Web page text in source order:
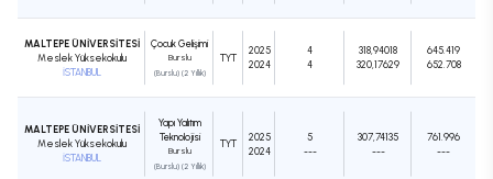
MALTEPE ÜNİVERSİTESİ
Meslek Yüksekokulu
İSTANBUL
Çocuk Gelişimi
Burslu
(Burslu) (2 Yıllık)
TYT
2025
2024
4
4
318,94018
320,17629
645.419
652.708
MALTEPE ÜNİVERSİTESİ
Meslek Yüksekokulu
İSTANBUL
Yapı Yalıtım
Teknolojisi
Burslu
(Burslu) (2 Yıllık)
TYT
2025
2024
5
---
307,74135
---
761.996
---